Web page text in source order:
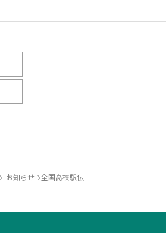
お知らせ 全国高校駅伝